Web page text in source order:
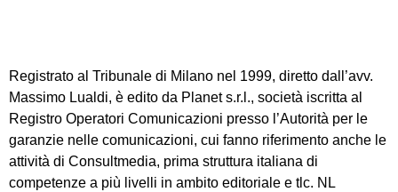
Registrato al Tribunale di Milano nel 1999, diretto dall’avv.
Massimo Lualdi, è edito da Planet s.r.l., società iscritta al
Registro Operatori Comunicazioni presso l’Autorità per le
garanzie nelle comunicazioni, cui fanno riferimento anche le
attività di Consultmedia, prima struttura italiana di
competenze a più livelli in ambito editoriale e tlc. NL